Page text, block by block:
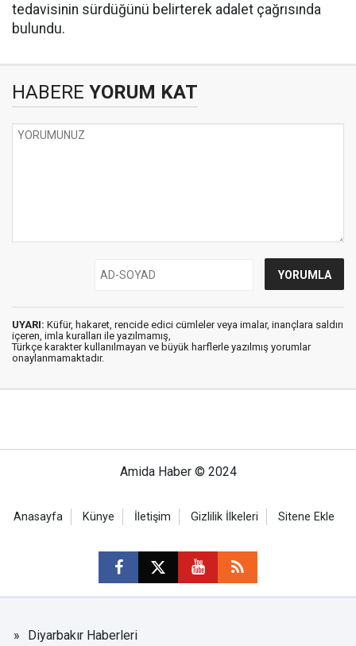
tedavisinin sürdüğünü belirterek adalet çağrısında
bulundu.
HABERE YORUM KAT
UYARI: Küfür, hakaret, rencide edici cümleler veya imalar, inançlara saldırı
içeren, imla kuralları ile yazılmamış,
Türkçe karakter kullanılmayan ve büyük harflerle yazılmış yorumlar
onaylanmamaktadır.
Amida Haber © 2024
Anasayfa Künye İletişim Gizlilik İlkeleri Sitene Ekle
Diyarbakır Haberleri